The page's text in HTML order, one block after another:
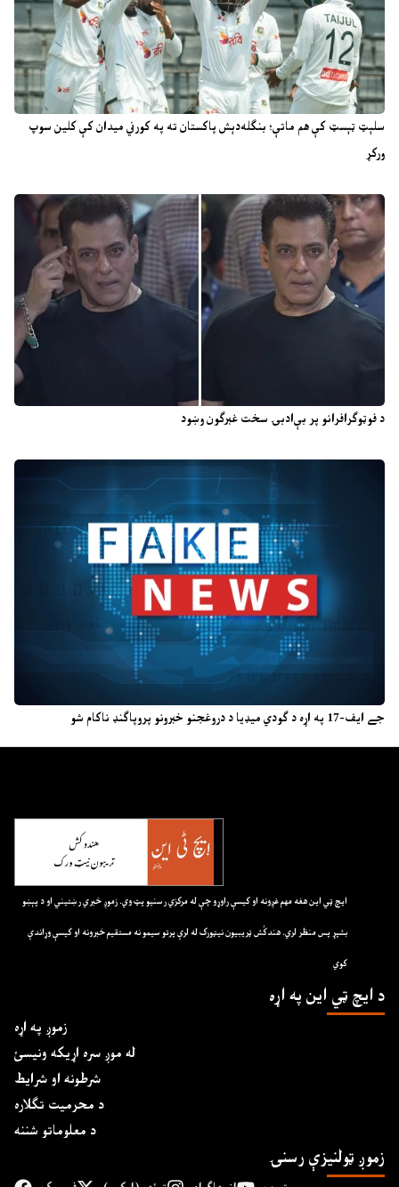
سلېټ ټېسټ کې هم ماتې؛ بنګله‌دېش پاکستان ته په کورني میدان کې کلین سوپ
ورکړ
د فوټوګرافرانو پر بې‌ادبۍ سخت غبرګون وښود
جے ایف-17 په اړه د ګودي میډیا د دروغجنو خبرونو پروپاګنډ ناکام شو
ايچ ټي اين هغه مهم غږونه او کيسې راوړو چې له مرکزي رسنيو پټ وي. زموږ خبري رښتيني او د پېښو
بشپړ پس منظر لري. هندکُش ټريبيون نيټورک له لرې پرتو سيمو نه مستقيم خبرونه او کيسې وړاندې
کوي
د ايچ ټي اين په اړه
زموږ په اړه
له موږ سره اړیکه ونیسئ
شرطونه او شرایط
د محرمیت تګلاره
د معلوماتو شننه
زموږ ټولنیزې رسنۍ